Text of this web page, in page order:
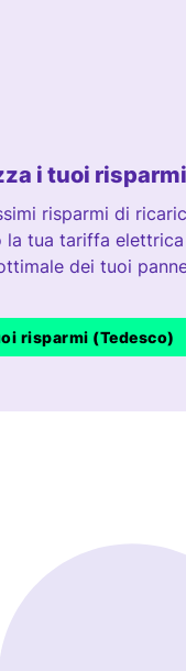
i tuoi risparmi
risparmi di
la tua tariffa
dei tuoi
risparmi (Tedesco)